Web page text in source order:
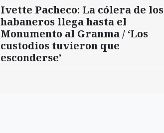
Ivette Pacheco: La cólera de los
habaneros llega hasta el
Monumento al Granma / ‘Los
custodios tuvieron que
esconderse’